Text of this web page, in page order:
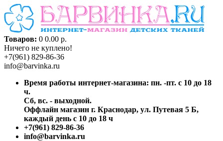
Товаров: 0 0.00 р.
Ничего не куплено!
+7(961) 829-86-36
info@barvinka.ru
Время работы интернет-магазина: пн. -пт. с 10 до 18
ч.
Сб, вс. - выходной.
Оффлайн магазин г. Краснодар, ул. Путевая 5 Б,
каждый день с 10 до 18 ч
+7(961) 829-86-36
info@barvinka.ru